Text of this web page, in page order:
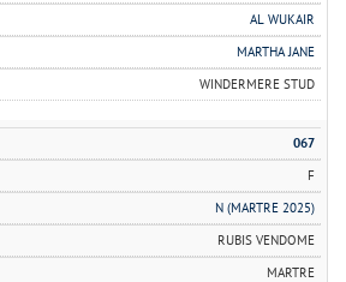
AL WUKAIR
MARTHA JANE
WINDERMERE STUD
067
F
N (MARTRE 2025)
RUBIS VENDOME
MARTRE